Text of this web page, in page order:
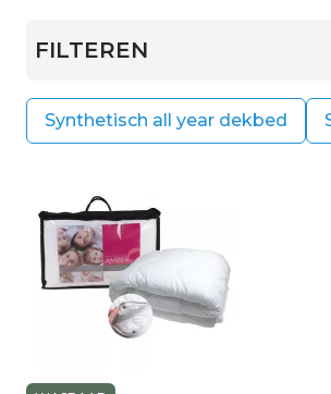
temperatuurregulatie. Voor u
kwaliteitsdekbedden aanbieden.
FILTEREN
Synthetisch all year dekbed